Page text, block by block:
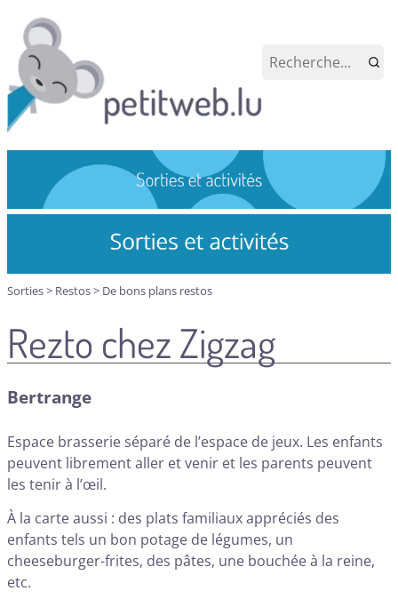
Sorties> Restos> De bons plans restos
Rezto chez Zigzag
Bertrange
Espace brasserie séparé de l’espace de jeux. Les enfants
peuvent librement aller et venir et les parents peuvent
les tenir à l’œil.
À la carte aussi : des plats familiaux appréciés des
enfants tels un bon potage de légumes, un
cheeseburger-frites, des pâtes, une bouchée à la reine,
etc.